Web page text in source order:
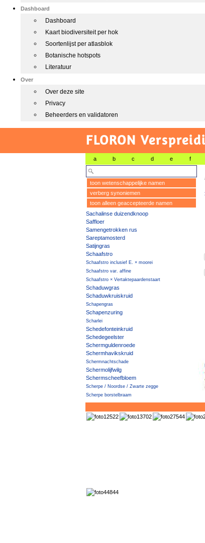
Dashboard
Dashboard
Kaart biodiversiteit per hok
Soortenlijst per atlasblok
Botanische hotspots
Literatuur
Over
Over deze site
Privacy
Beheerders en validatoren
FLORON
a b c d e f
toon wetenschappelijke namen
verberg synoniemen
toon alleen geaccepteerde namen
Sachalinse duizendknoop
Saffloer
Samengetrokken rus
Sareptamosterd
Satijngras
Schaafstro
Schaafstro inclusief E. × moorei
Schaafstro var. affine
Schaafstro × Vertaktepaardenstaart
Schaduwgras
Schaduwkruiskruid
Schapengras
Schapenzuring
Scharlei
Schedefonteinkruid
Schedegeelster
Schermguldenroede
Schermhavikskruid
Schermnachtschade
Schermolijfwilg
Schermscheefbloem
Scherpe / Noordse / Zwarte zegge
Scherpe borstelbraam
Scherpe boterbloem
Scherpe fijnstraal
Scherpe struweelbraam
Schietwilg